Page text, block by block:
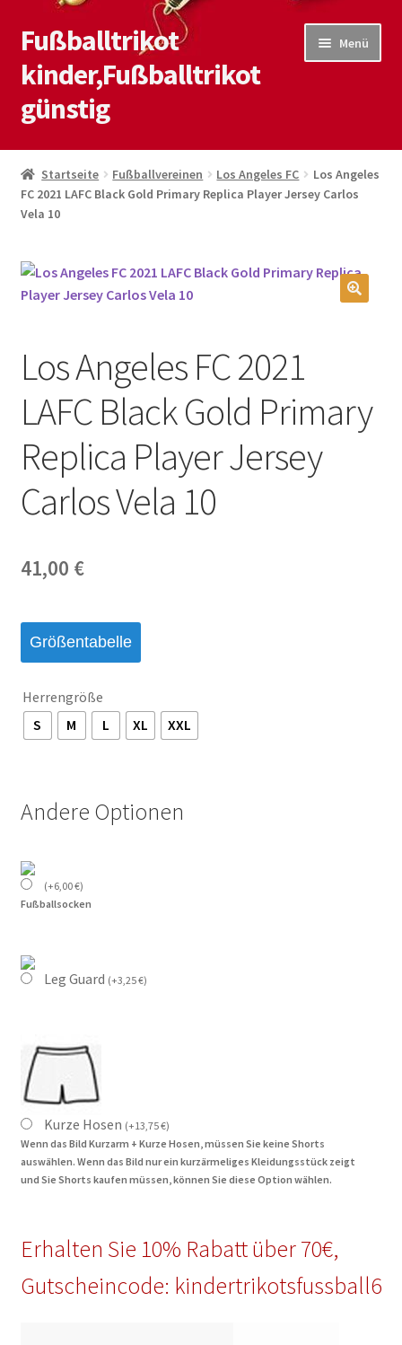
Zur
Navigation
springen
Zum
Inhalt
springen
Fußballtrikot
kinder,Fußballtrikot
günstig
Menü
Start
Blog
Kontaktiere uns
Shop
Warenkorb
Startseite Fußballvereinen Los Angeles FC
Los Angeles
FC 2021 LAFC Black Gold Primary Replica Player Jersey Carlos
Vela 10
Los Angeles FC 2021
LAFC Black Gold Primary
Replica Player Jersey
Carlos Vela 10
41,00 €
Größentabelle
Herrengröße
S
M L XL XXL
Andere Optionen
(+6,00€)
Fußballsocken
Leg Guard (+3,25€)
Kurze Hosen (+13,75€)
Wenn das Bild Kurzarm + Kurze Hosen, müssen Sie keine Shorts
auswählen. Wenn das Bild nur ein kurzärmeliges Kleidungsstück zeigt
und Sie Shorts kaufen müssen, können Sie diese Option wählen.
Erhalten Sie 10% Rabatt über 70€,
Gutscheincode: kindertrikotsfussball6